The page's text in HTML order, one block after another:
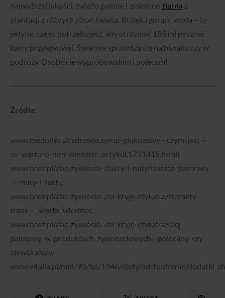
najwyższej jakości, świeżo palone i zmielone ziarna z
plantacji z różnych stron świata. Kubek i gorąca woda – to
jedyne, czego potrzebujesz, aby otrzymać 185 ml pysznej
kawy przelewowej. Świetnie sprawdza się na biwaku czy w
podróży. Osobiście wypróbowałam i polecam!
Źródła:
www.medonet.pl/zdrowie,syrop-glukozowy—czym-jest-i-
co-warto-o-nim-wiedziec-,artykul,1731415.html)
www.ncez.pl/abc-zywienia-/fakty-i-mity/tluszcz-palmowy
—–mity-i-fakty,
www.ncez.pl/abc-zywienia-/co-kryje-etykieta/izomery-
trans—–warto-wiedziec
www.ncez.pl/abc-zywienia-/co-kryje-etykieta/olej-
palmowy-w-produktach-zywnosciowych—polecany-czy-
niewskazany-
www.vitalia.pl/mid/90/fid/1046/diety/odchudzanie/